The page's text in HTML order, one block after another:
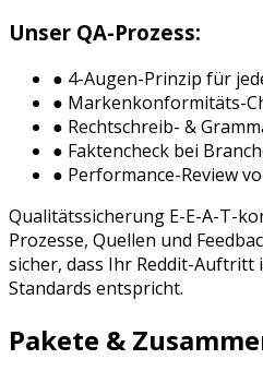
Unser QA-Prozess:
● 4-Augen-Prinzip für
● Markenkonformitäts-
● Rechtschreib- &
● Faktencheck bei
● Performance-Review
Qualitätssicherung E-E-A-T-
Prozesse, Quellen und
sicher, dass Ihr Reddit-Auftritt
Standards entspricht.
Pakete &